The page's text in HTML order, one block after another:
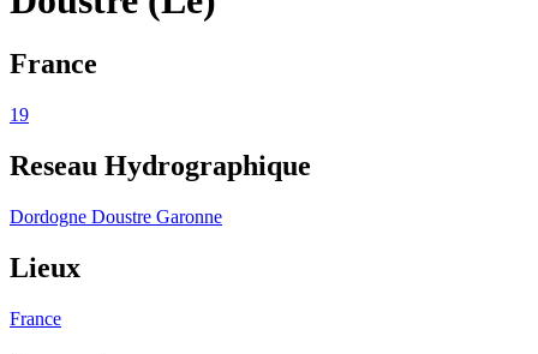
France
19
Reseau Hydrographique
Dordogne Doustre Garonne
Lieux
France